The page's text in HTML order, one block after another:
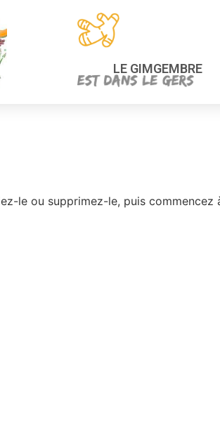
LE GIMGEMBRE
le ou supprimez-le, puis commencez